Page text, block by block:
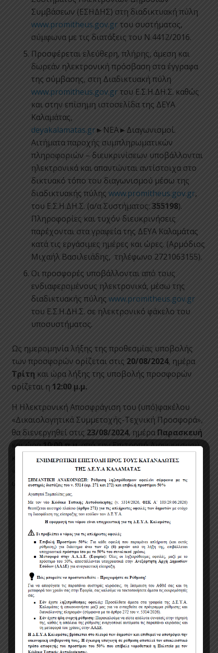
Συμβάσεων (ΕΣΗΔΗΣ) στη διαδικτυακή πύλη
www.promitheus.gov.grτου συστήματος,
σύμφωνα με τις διατάξεις του Ν.4412/2016.
Προσφέρεται ελεύθερη, πλήρης, άμεση και
δωρεάν ηλεκτρονική πρόσβαση στα έγγραφα
της σύμβασης, στη Διαδικτυακή πύλη
www.promitheus.gov.gr του Ε.Σ.Η.ΔΗ.Σ. καθώς
και στην επίσημη ιστοσελίδα της ΔΕΥΑ
Καλαμάτας,
deyakalamatas.gr►ΝΕΑ►Διαγωνισμοί.
Αιτήματα παροχής συμπληρωματικών
πληροφοριών – διευκρινίσεων υποβάλλονται
ηλεκτρονικά και απαντώνται αντίστοιχα στο
δικτυακό τόπο του διαγωνισμού μέσω της
διαδικτυακής πύλης www.promitheus.gov.gr,
του Ε.Σ.Η.ΔΗ.Σ. (α/α Συστήματος: 355198).
Πληροφορίες και τυχόν διευκρινήσεις
παρέχονται στα γραφεία της ΔΕΥΑ Καλαμάτας
κατά τις εργάσιμες ημέρες και ώρες. (Αρμόδιος
Μιχαήλ Βασιλειάδης, τηλέφωνο 2721063155).
Οι προσφορές υποβάλλονται από τους
ενδιαφερομένους ηλεκτρονικά, μέσω της
διαδικτυακής πύλης www.promitheus.gov.gr
του Ε.Σ.Η.ΔΗ.Σ. σε ηλεκτρονικό φάκελο του
υποσυστήματος.
Ως ημερομηνία λήξης της προθεσμίας υποβολής
των προσφορών ορίζεται στις 20/08/2024, ημέρα
Τρίτη και ώρα λήξης της υποβολής προσφορών
ορίζεται η 12:00 μ.μ.
Η Ηλεκτρονική Αποσφράγιση του (υπό)φακέλου
«Δικαιολογητικά Συμμετοχής-Τεχνική Προσφορά»,
θα διενεργηθεί στις 23/08/2024, ημέρα Παρασκευή
και ώρα10:00 π.μ.από την Επιτροπή Διαγωνισμού,
και η Ηλεκτρονική Αποσφράγιση του (υπό)φακέλου
«Οικονομική Προσφορά», κατά την ημερομηνία και
ώρα που θα ορίσει ο αναθέτων φορέας (ΔΕΥΑΚ).
Έως την ημέρα και ώρα Αποσφράγισης των
προσφορώνπροσκομίζονται με ευθύνη του
οικονομικού φορέα,
σεέντυπη μορφήκαι σε κλειστό φάκελο, στον
οποίο αναγράφεται ο αποστολέας και ως
παραλήπτης η Επιτροπή Διαγωνισμού του
παρόντος διαγωνισμού, τα στοιχεία της
ηλεκτρονικής προσφοράς του, τα οποία
απαιτείται να προσκομισθούν σε πρωτότυπη
μορφή, σύμφωνα με το άρθρο 2.4.2.5 της
διακήρυξης.
Η διάρκεια της σύμβασης ορίζεται σεέξι (6)